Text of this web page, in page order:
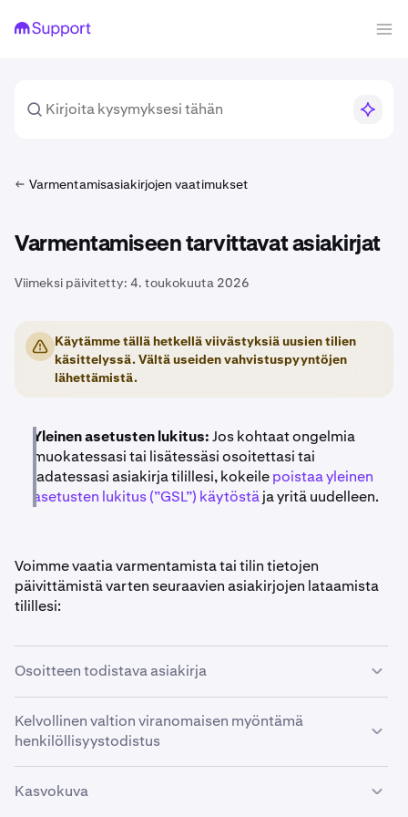
Varmentamisasiakirjojen vaatimukset
Varmentamiseen tarvittavat asiakirjat
Viimeksi päivitetty: 4. toukokuuta 2026
Käytämme tällä hetkellä viivästyksiä uusien tilien
käsittelyssä. Vältä useiden vahvistuspyyntöjen
lähettämistä.
Yleinen asetusten lukitus:Jos kohtaat ongelmia
muokatessasi tai lisätessäsi osoitettasi tai
ladatessasi asiakirja tilillesi, kokeilepoistaa yleinen
asetusten lukitus (”GSL”) käytöstäja yritä uudelleen.
Voimme vaatia varmentamista tai tilin tietojen
päivittämistä varten seuraavien asiakirjojen lataamista
tilillesi:
Osoitteen todistava asiakirja
Osoitteen todistavissa asiakirjoissa on oltava nimesi ja
osoitteesi ja niiden päiväyksestä on oltava enintään
kolme kuukautta niiden jättämispäivänä. Me EMME
Kelvollinen valtion viranomaisen myöntämä
henkilöllisyystodistus
Kelvollisia asiakirjoja ovat:
Kasvokuva